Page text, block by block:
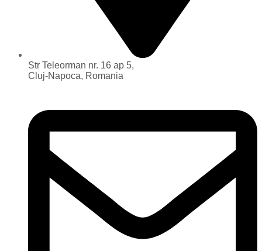
Str Teleorman nr. 16 ap 5,
Cluj-Napoca, Romania